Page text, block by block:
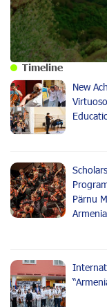
Timeline
New
Pärnu